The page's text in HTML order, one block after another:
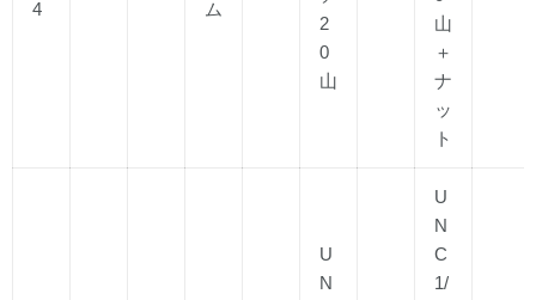
4
ム
2
0
山
山
＋
ナ
ッ
ト
U
N
U
N
C
1/